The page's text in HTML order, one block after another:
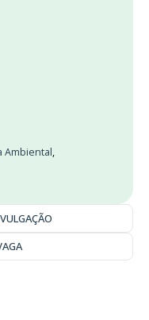
Ambiental,